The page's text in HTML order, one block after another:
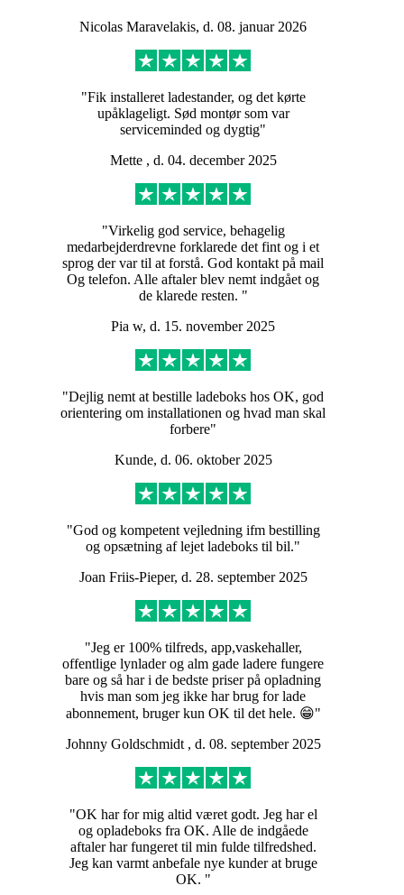
Nicolas Maravelakis, d. 08. januar 2026
"Fik installeret ladestander, og det kørte
upåklageligt. Sød montør som var
serviceminded og dygtig"
Mette , d. 04. december 2025
"Virkelig god service, behagelig
medarbejderdrevne forklarede det fint og i et
sprog der var til at forstå. God kontakt på mail
Og telefon. Alle aftaler blev nemt indgået og
de klarede resten. "
Pia w, d. 15. november 2025
"Dejlig nemt at bestille ladeboks hos OK, god
orientering om installationen og hvad man skal
forbere"
Kunde, d. 06. oktober 2025
"God og kompetent vejledning ifm bestilling
og opsætning af lejet ladeboks til bil."
Joan Friis-Pieper, d. 28. september 2025
"Jeg er 100% tilfreds, app,vaskehaller,
offentlige lynlader og alm gade ladere fungere
bare og så har i de bedste priser på opladning
hvis man som jeg ikke har brug for lade
abonnement, bruger kun OK til det hele. 😁"
Johnny Goldschmidt , d. 08. september 2025
"OK har for mig altid været godt. Jeg har el
og opladeboks fra OK. Alle de indgåede
aftaler har fungeret til min fulde tilfredshed.
Jeg kan varmt anbefale nye kunder at bruge
OK. "